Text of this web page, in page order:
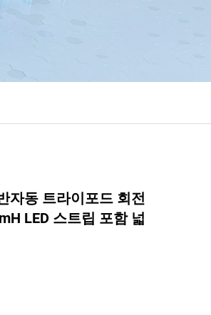
자동 트라이포드 회전
LED 스트립 포함 넓